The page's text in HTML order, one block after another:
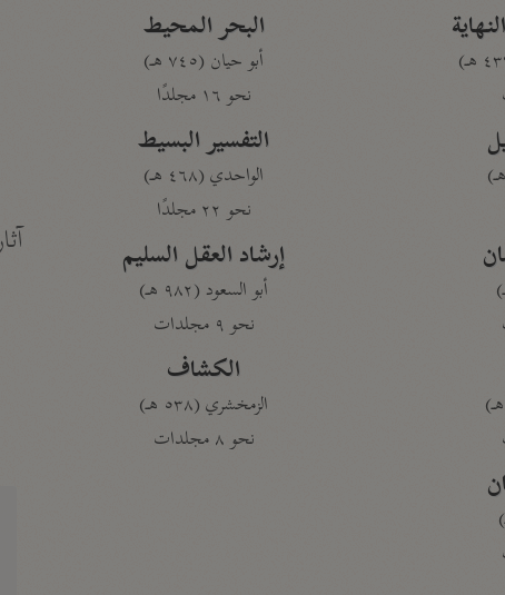
البحر المحيط
أبو حيان (٧٤٥ هـ)
نحو ١٦ مجلدًا
التفسير البسيط
الواحدي (٤٦٨ هـ)
نحو ٢٢ مجلدًا
إرشاد العقل السليم
أبو السعود (٩٨٢ هـ)
نحو ٩ مجلدات
الكشاف
الزمخشري (٥٣٨ هـ)
نحو ٨ مجلدات